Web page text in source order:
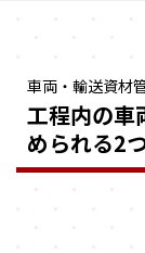
車両・輸送資材
工程内の車
められる2